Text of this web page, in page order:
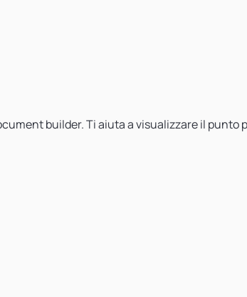
builder. Ti aiuta a visualizzare il punto